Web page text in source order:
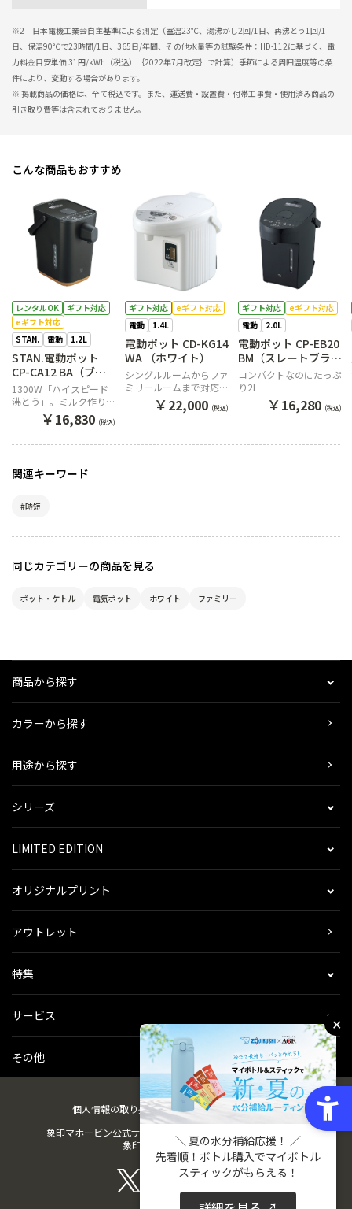
※2 日本電機工業会自主基準による測定（室温23℃、湯沸かし2回/1日、再沸とう1回/1
日、保温90℃で23時間/1日、365日/年間、その他水量等の試験条件：HD-112に基づく、電
力料金目安単価 31円/kWh（税込）｛2022年7月改定｝で計算）季節による周囲温度等の条
件により、変動する場合があります。
※ 掲載商品の価格は、全て税込です。また、運送費・設置費・付帯工事費・使用済み商品の
引き取り費等は含まれておりません。
こんな商品もおすすめ
レンタルOK
ギフト対応
eギフト対応
STAN.
電動 1.2L
STAN.電動ポット
CP-CA12 BA（ブラ
ック）
1300W「ハイスピード
沸とう」。ミルク作りに
便利な70℃保温
￥16,830 (税込)
ギフト対応
eギフト対応
電動
1.4L
電動ポット CD-KG14
WA （ホワイト）
シングルルームからファ
ミリールームまで対応！
1.4Lサイズ
￥22,000 (税込)
ギフト対応
eギフト対応
電動
2.0L
電動ポット CP-EB20
BM（スレートブラッ
ク）
コンパクトなのにたっぷ
り2L
￥16,280 (税込)
関連キーワード
#時短
同じカテゴリーの商品を見る
ポット・ケトル 電気ポット ホワイト ファミリー
商品から探す
カラーから探す
用途から探す
シリーズ
LIMITED EDITION
オリジナルプリント
アウトレット
特集
サービス
その他
個人情報の取り扱い会社概要ご利用規約会員規約
象印マホービン公式サイト
象印パーツダイレクト
✕
＼ 夏の水分補給応援！ ／
先着順！ボトル購入でマイボトル
スティックがもらえる！